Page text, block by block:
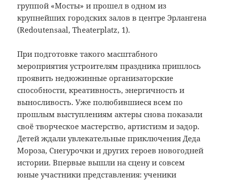
группой «Мосты» и прошел в одном из
крупнейших городских залов в центре Эрлангена
(Redоutensaal, Theaterplatz, 1).
При подготовке такого масштабного
мероприятия устроителям праздника пришлось
проявить недюжинные организаторские
способности, креативность, энергичность и
выносливость. Уже полюбившиеся всем по
прошлым выступлениям актеры снова показали
своё творческое мастерство, артистизм и задор.
Детей ждали увлекательные приключения Деда
Мороза, Снегурочки и других героев новогодней
истории. Впервые вышли на сцену и совсем
юные участники представления: ученики